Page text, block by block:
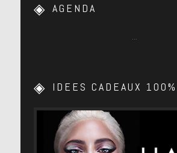
AGENDA
IDEES CADEAUX 100%